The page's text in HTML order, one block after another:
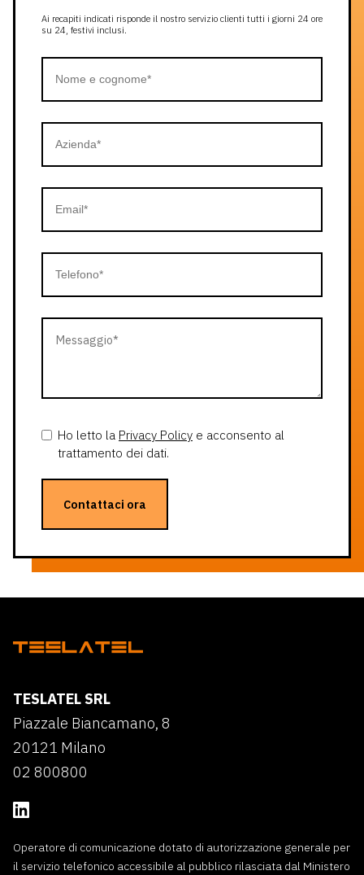
Ai recapiti indicati risponde il nostro servizio clienti tutti i giorni 24 ore
su 24, festivi inclusi.
Ho letto la Privacy Policy e acconsento al
trattamento dei dati.
Contattaci ora
TESLATEL SRL
Piazzale Biancamano, 8
20121 Milano
02 800800
Operatore di comunicazione dotato di autorizzazione generale per
il servizio telefonico accessibile al pubblico rilasciata dal Ministero